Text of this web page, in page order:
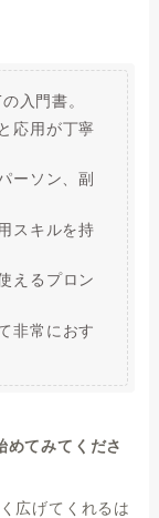
入門書。
応用が丁寧
ーソン、副
スキルを持
えるプロン
非常におす
めてみてくださ
広げてくれるは